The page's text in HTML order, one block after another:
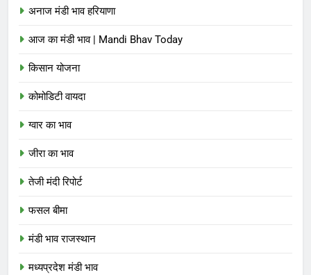
अनाज मंडी भाव हरियाणा
आज का मंडी भाव | Mandi Bhav Today
किसान योजना
कोमोडिटी वायदा
ग्वार का भाव
जीरा का भाव
तेजी मंदी रिपोर्ट
फसल बीमा
मंडी भाव राजस्थान
मध्यप्रदेश मंडी भाव